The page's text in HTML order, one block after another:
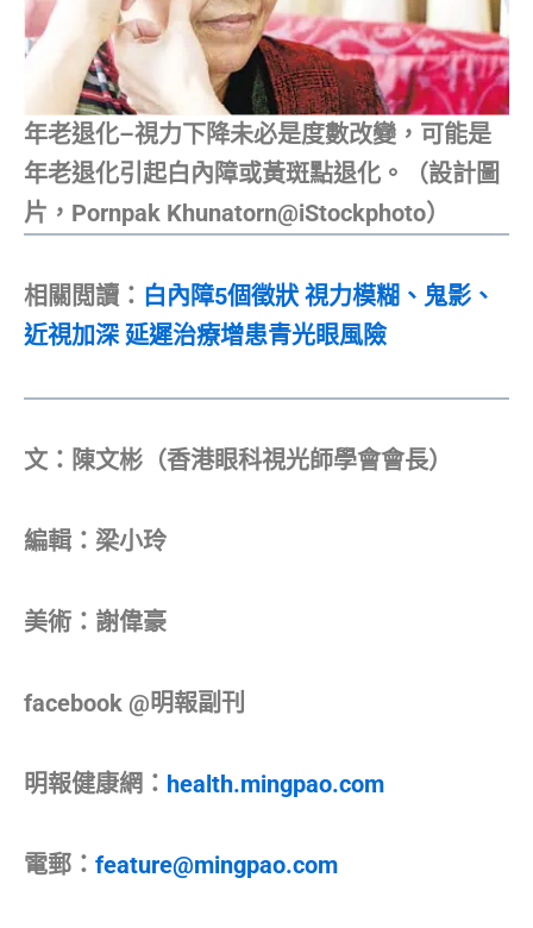
年老退化–視力下降未必是度數改變，可能是
年老退化引起白內障或黃斑點退化。（設計圖
片，Pornpak Khunatorn@iStockphoto）
相關閲讀： 白內障5個徵狀 視力模糊、鬼影、
近視加深 延遲治療增患青光眼風險
文：陳文彬（香港眼科視光師學會會長）
編輯：梁小玲
美術：謝偉豪
facebook @明報副刊
明報健康網： health.mingpao.com
電郵： feature@mingpao.com